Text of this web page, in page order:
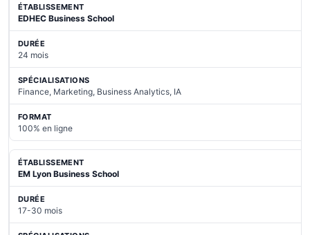
EDHEC Business School
24 mois
Finance, Marketing, Business Analytics, IA
100% en ligne
EM Lyon Business School
17-30 mois